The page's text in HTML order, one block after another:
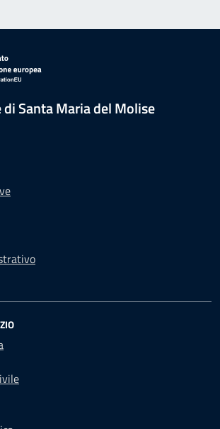
di Santa Maria del Molise